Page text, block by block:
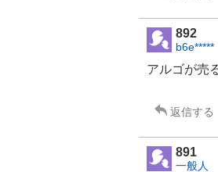
892
b6e*****
アルゴが売
返信する
891
一般人